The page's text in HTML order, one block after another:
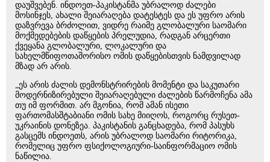
დაუშვებენ. ინდოეთ-პაკისტანმა უბრალოდ ძალები
მოსინჯეს, ახალი შეიარაღება დატესტეს და ეს უფრო არის
დაზვრევა ბრძოლით, ვიდრე რაიმე გლობალური საომარი
მოქმედებების დაწყების პრელუდია, რადგან არცერთი
ქვეყანა გლობალური, ლოკალური და
სახელმწიფოთაშორისო ომის დაწყებისთვის ნამდვილად
მზად არ არის.
„ეს არის ძალის დემონსტრირების მომენტი და საკუთარი
მოდერნიზირებული შეიარაღებული ძალების წარმოჩენა ამა
თუ იმ ფორმით. არ მგონია, რომ ამან ისეთი
ფართომასშტაბიანი ომის სახე მიიღოს, როგორც რუსეთ-
უკრაინის დონეზეა. პაკისტანის განცხადება, რომ პასუხს
გასცემს ინდოეთს, არის უბრალოდ საომარი რიტორიკა,
რომელიც უფრო ფსიქოლოგიური-საინფორმაციო ომის
ნაწილია.